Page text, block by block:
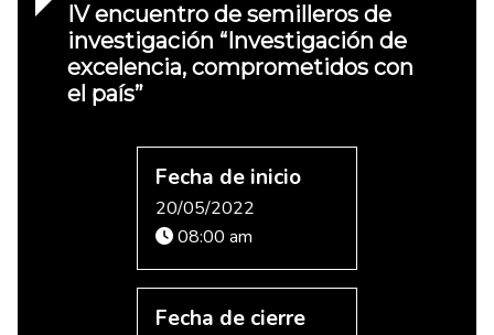
IV encuentro de semilleros de
investigación “Investigación de
excelencia, comprometidos con
el país”
Fecha de inicio
20/05/2022
08:00 am
Fecha de cierre